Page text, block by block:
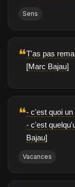
Sens
❝T'as pas
[Marc Bajau]
❝- c'est quoi
- c'est
Bajau]
Vacances